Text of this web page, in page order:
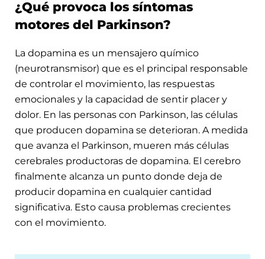
¿Qué provoca los síntomas
motores del Parkinson?
La dopamina es un mensajero químico
(neurotransmisor) que es el principal responsable
de controlar el movimiento, las respuestas
emocionales y la capacidad de sentir placer y
dolor. En las personas con Parkinson, las células
que producen dopamina se deterioran. A medida
que avanza el Parkinson, mueren más células
cerebrales productoras de dopamina. El cerebro
finalmente alcanza un punto donde deja de
producir dopamina en cualquier cantidad
significativa. Esto causa problemas crecientes
con el movimiento.